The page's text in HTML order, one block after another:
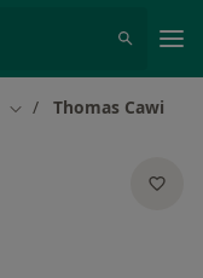
Stadt ändern
Thomas Cawi